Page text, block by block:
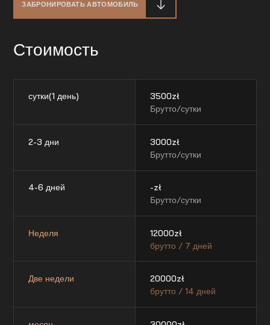
ЗАБРОНИРОВАТЬ АВТОМОБИЛЬ
Стоимость
сутки(1 день) 3500zł
Брутто/сутки
2-3 дни 3000zł
Брутто/сутки
4-6 дней -zł
Брутто/сутки
Неделя 12000zł
брутто / 7 дней
Две недели 20000zł
брутто / 14 дней